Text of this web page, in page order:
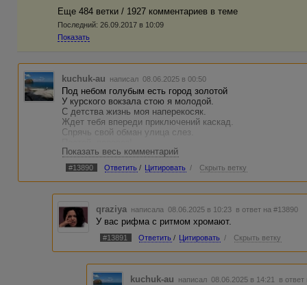
И, если честно, я немного рад,
Что не дожил Есенин с Окуджавой.
Еще 484 ветки / 1927 комментариев в темe
Последний: 26.09.2017 в 10:09
Показать
kuchuk-au написал 08.06.2025 в 00:50
Под небом голубым есть город золотой
У курского вокзала стою я молодой.
С детства жизнь моя наперекосяк.
Ждет тебя впереди приключений каскад.
Спрячь свой обман улица слез.
О, еслиб мне хоть раз набраться сил.
Сбил тебя наш летчик Ли Си Цын.
Не помню как это называется, вот почти все в рифму,
Надо припев забабахать
Ля-ля-ля-ля-ля.
Третье сентября.
Показать весь комментарий
#13890 Ответить / Цитировать / Скрыть ветку
qraziya написала 08.06.2025 в 10:23 в ответ на #13890
У вас рифма с ритмом хромают.
#13891 Ответить / Цитировать / Скрыть ветку
kuchuk-au написал 08.06.2025 в 14:21 в